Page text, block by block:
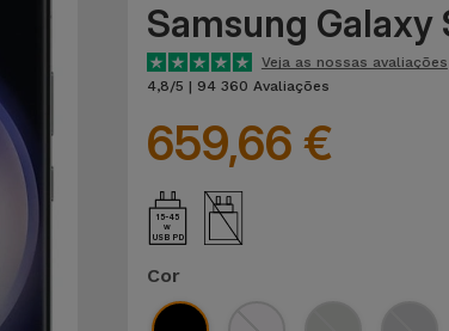
Samsung Galaxy
Veja as nossas avaliações
4,8/5 | 94 360 Avaliações
659,66 €
15-45
USB PD
Cor